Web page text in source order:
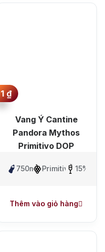
1₫
Vang Ý Cantine
Pandora Mythos
Primitivo DOP
750ml Primitivo 15%
Thêm vào giỏ hàng